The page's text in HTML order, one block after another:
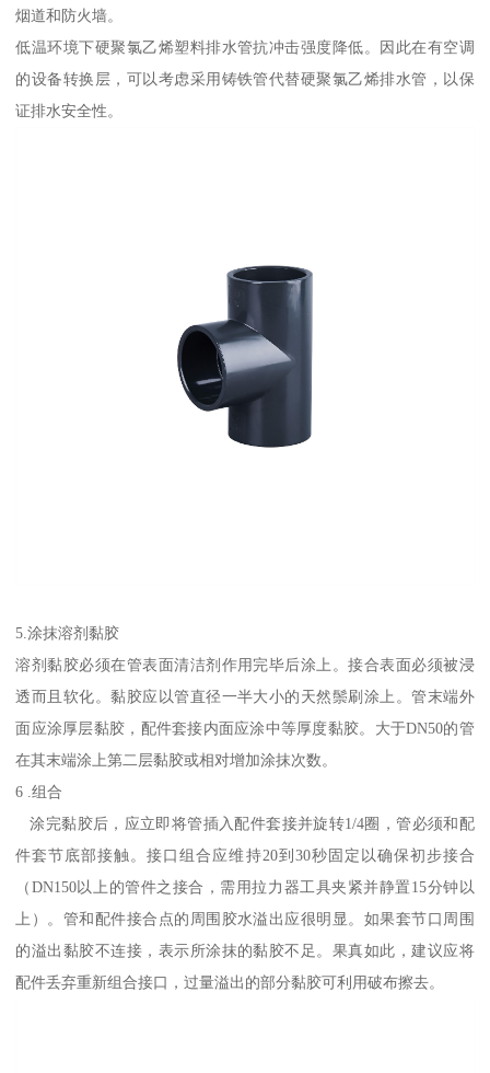
烟道和防火墙。
低温环境下硬聚氯乙烯塑料排水管抗冲击强度降低。因此在有空调
的设备转换层，可以考虑采用铸铁管代替硬聚氯乙烯排水管，以保
证排水安全性。
5.涂抹溶剂黏胶
溶剂黏胶必须在管表面清洁剂作用完毕后涂上。接合表面必须被浸
透而且软化。黏胶应以管直径一半大小的天然鬃刷涂上。管末端外
面应涂厚层黏胶，配件套接内面应涂中等厚度黏胶。大于DN50的管
在其末端涂上第二层黏胶或相对增加涂抹次数。
6 .组合
涂完黏胶后，应立即将管插入配件套接并旋转1/4圈，管必须和配
件套节底部接触。接口组合应维持20到30秒固定以确保初步接合
（DN150以上的管件之接合，需用拉力器工具夹紧并静置15分钟以
上）。管和配件接合点的周围胶水溢出应很明显。如果套节口周围
的溢出黏胶不连接，表示所涂抹的黏胶不足。果真如此，建议应将
配件丢弃重新组合接口，过量溢出的部分黏胶可利用破布擦去。